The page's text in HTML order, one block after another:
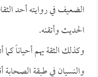
الضعيف في روايته أحد
الحديث وأتقنه.
وكذلك الثقة يهم أحياناً
والنسيان في طبقة